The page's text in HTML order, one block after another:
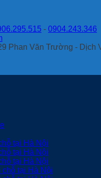
- 0904.243.346
Phan Văn Trường - Dịch
tại Hà Nội
tại Hà Nội
tại Hà Nội
chỗ tại Hà Nội